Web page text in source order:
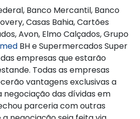
Banco Mercantil, Banco
Casas Bahia, Cartões
Avon, Elmo Calçados, Grupo
BH e Supermercados Super
empresas que estarão
Todas as empresas
vantagens exclusivas a
negociação das dívidas em
parceria com outras